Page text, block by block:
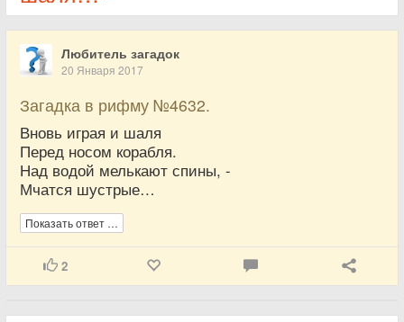
Любитель загадок
20 Января 2017
Загадка в рифму №4632.
Вновь играя и шаля
Перед носом корабля.
Над водой мелькают спины, -
Мчатся шустрые…
Показать ответ …
2